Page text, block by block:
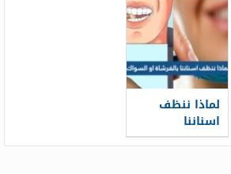
لماذا ننظف
اسناننا
بالفرشاة او